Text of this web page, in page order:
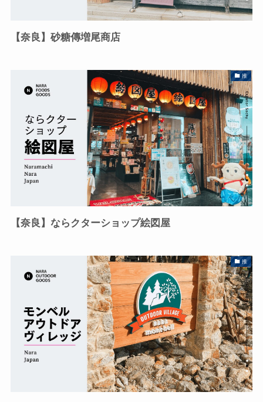
【奈良】砂糖傳増尾商店
推
【奈良】ならクターショップ絵図屋
推